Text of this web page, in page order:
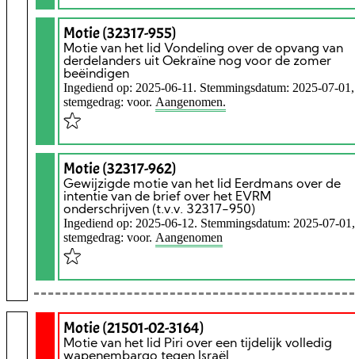
Motie (32317-955)
Motie van het lid Vondeling over de opvang van
derdelanders uit Oekraïne nog voor de zomer
beëindigen
Ingediend op: 2025-06-11. Stemmingsdatum: 2025-07-01,
stemgedrag: voor. Aangenomen.
Motie (32317-962)
Gewijzigde motie van het lid Eerdmans over de
intentie van de brief over het EVRM
onderschrijven (t.v.v. 32317-950)
Ingediend op: 2025-06-12. Stemmingsdatum: 2025-07-01,
stemgedrag: voor. Aangenomen
Motie (21501-02-3164)
Motie van het lid Piri over een tijdelijk volledig
wapenembargo tegen Israël